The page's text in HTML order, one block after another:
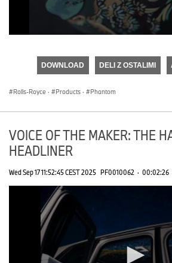
seconds
DOWNLOAD DELI Z OSTALIMI
Rolls-Royce · Products · Phantom
VOICE OF THE MAKER: THE
HEADLINER
Wed Sep 17 11:52:45 CEST 2025 PF0010062 · 00:02:26